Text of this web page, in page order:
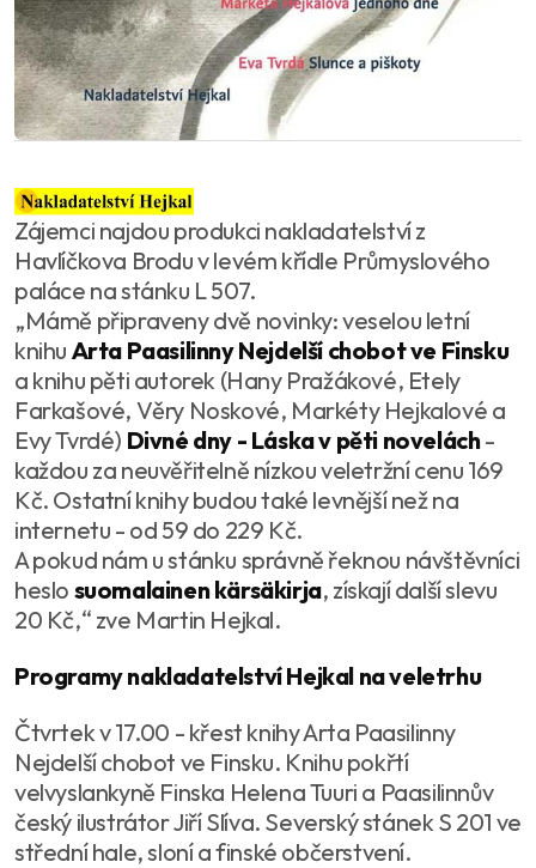
Zájemci najdou produkci nakladatelství z
Havlíčkova Brodu v levém křídle Průmyslového
paláce na stánku L 507.
„Mámě připraveny dvě novinky: veselou letní
knihu Arta Paasilinny Nejdelší chobot ve Finsku
a knihu pěti autorek (Hany Pražákové, Etely
Farkašové, Věry Noskové, Markéty Hejkalové a
Evy Tvrdé) Divné dny - Láska v pěti novelách-
každou za neuvěřitelně nízkou veletržní cenu 169
Kč. Ostatní knihy budou také levnější než na
internetu - od 59 do 229 Kč.
A pokud nám u stánku správně řeknou návštěvníci
heslo suomalainen kärsäkirja, získají další slevu
20 Kč,“ zve Martin Hejkal.
Programy nakladatelství Hejkal na veletrhu
Čtvrtek v 17.00 - křest knihy Arta Paasilinny
Nejdelší chobot ve Finsku. Knihu pokřtí
velvyslankyně Finska Helena Tuuri a Paasilinnův
český ilustrátor Jiří Slíva. Severský stánek S 201 ve
střední hale, sloní a finské občerstvení.